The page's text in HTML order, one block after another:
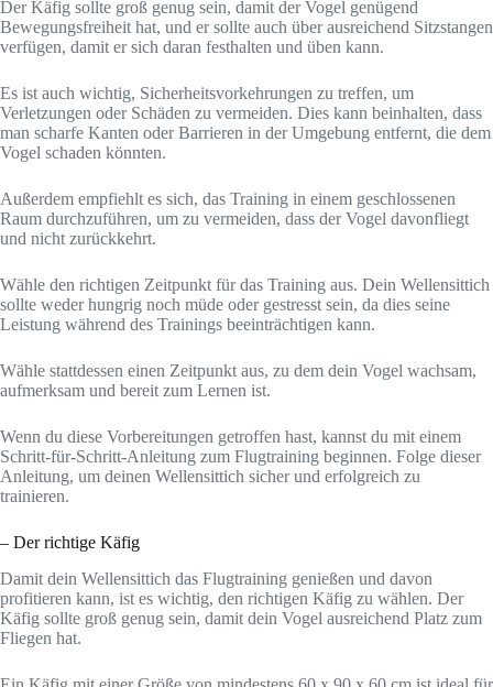
Der Käfig sollte groß genug sein, damit der Vogel genügend
Bewegungsfreiheit hat, und er sollte auch über ausreichend Sitzstangen
verfügen, damit er sich daran festhalten und üben kann.
Es ist auch wichtig, Sicherheitsvorkehrungen zu treffen, um
Verletzungen oder Schäden zu vermeiden. Dies kann beinhalten, dass
man scharfe Kanten oder Barrieren in der Umgebung entfernt, die dem
Vogel schaden könnten.
Außerdem empfiehlt es sich, das Training in einem geschlossenen
Raum durchzuführen, um zu vermeiden, dass der Vogel davonfliegt
und nicht zurückkehrt.
Wähle den richtigen Zeitpunkt für das Training aus. Dein Wellensittich
sollte weder hungrig noch müde oder gestresst sein, da dies seine
Leistung während des Trainings beeinträchtigen kann.
Wähle stattdessen einen Zeitpunkt aus, zu dem dein Vogel wachsam,
aufmerksam und bereit zum Lernen ist.
Wenn du diese Vorbereitungen getroffen hast, kannst du mit einem
Schritt-für-Schritt-Anleitung zum Flugtraining beginnen. Folge dieser
Anleitung, um deinen Wellensittich sicher und erfolgreich zu
trainieren.
– Der richtige Käfig
Damit dein Wellensittich das Flugtraining genießen und davon
profitieren kann, ist es wichtig, den richtigen Käfig zu wählen. Der
Käfig sollte groß genug sein, damit dein Vogel ausreichend Platz zum
Fliegen hat.